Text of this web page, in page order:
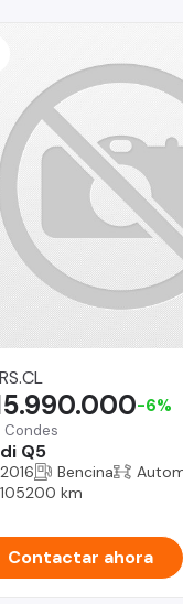
Condes
Q5
-6%
2016 Bencina
105200 km
Contactar ahora